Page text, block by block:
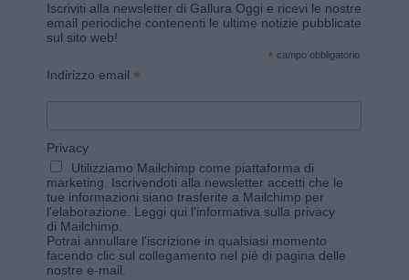
Iscriviti alla newsletter di Gallura Oggi e ricevi le nostre
email periodiche contenenti le ultime notizie pubblicate
sul sito web!
* campo obbligatorio
Indirizzo email *
Privacy
Utilizziamo Mailchimp come piattaforma di
marketing. Iscrivendoti alla newsletter accetti che le
tue informazioni siano trasferite a Mailchimp per
l'elaborazione. Leggi qui l'informativa sulla privacy
di Mailchimp
Potrai annullare l'iscrizione in qualsiasi momento
facendo clic sul collegamento nel piè di pagina delle
nostre e-mail.